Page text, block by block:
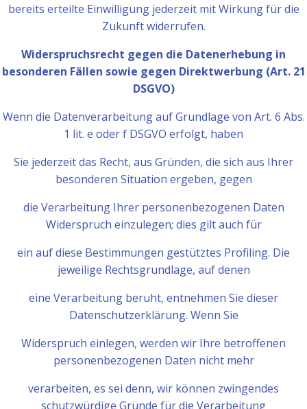
bereits erteilte Einwilligung jederzeit mit Wirkung für die
Zukunft widerrufen.
Widerspruchsrecht gegen die Datenerhebung in
besonderen Fällen sowie gegen Direktwerbung (Art. 21
DSGVO)
Wenn die Datenverarbeitung auf Grundlage von Art. 6 Abs.
1 lit. e oder f DSGVO erfolgt, haben
Sie jederzeit das Recht, aus Gründen, die sich aus Ihrer
besonderen Situation ergeben, gegen
die Verarbeitung Ihrer personenbezogenen Daten
Widerspruch einzulegen; dies gilt auch für
ein auf diese Bestimmungen gestütztes Profiling. Die
jeweilige Rechtsgrundlage, auf denen
eine Verarbeitung beruht, entnehmen Sie dieser
Datenschutzerklärung. Wenn Sie
Widerspruch einlegen, werden wir Ihre betroffenen
personenbezogenen Daten nicht mehr
verarbeiten, es sei denn, wir können zwingendes
schutzwürdige Gründe für die Verarbeitung